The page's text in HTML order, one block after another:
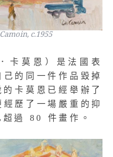
c.1955
卡莫恩）是法國表
的同一件作品毀掉
卡莫恩已經舉辦了
歷了一場嚴重的抑
過 80 件畫作。